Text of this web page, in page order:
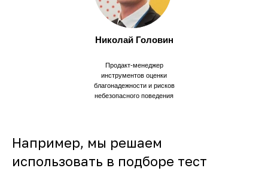
Продакт-менеджер
инструментов оценки
благонадежности и рисков
небезопасного поведения
Николай Головин
Например, мы решаем
использовать в подборе тест